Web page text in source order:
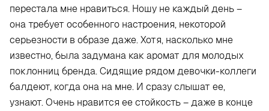
перестала мне нравиться. Ношу не каждый день –
она требует особенного настроения, некоторой
серьезности в образе даже. Хотя, насколько мне
известно, была задумана как аромат для молодых
поклонниц бренда. Сидящие рядом девочки-коллеги
балдеют, когда она на мне. И сразу слышат ее,
узнают. Очень нравится ее стойкость – даже в конце